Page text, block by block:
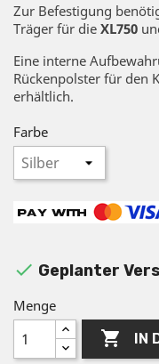
Zur Befestigung
Träger für die XL750
Eine interne
Rückenpolster für den
erhältlich.
Farbe
 Geplanter
Menge
 IN